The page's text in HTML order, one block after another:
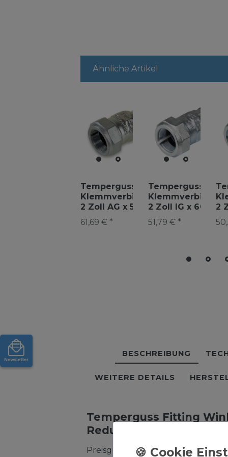
Ähnliche Artikel
Temperguss
Klemmverbinder
2 Zoll AG x 57,0
mm Siederohr
61,69 € *
Temperguss
Klemmverbinder
2 Zoll IG x 60,3
mm Stahlrohr
51,79 € *
2
BESCHREIBUNG
WEITERE DETAILS
Temperguss Fitting
Reduzierung
Preisgünstige Temperguss